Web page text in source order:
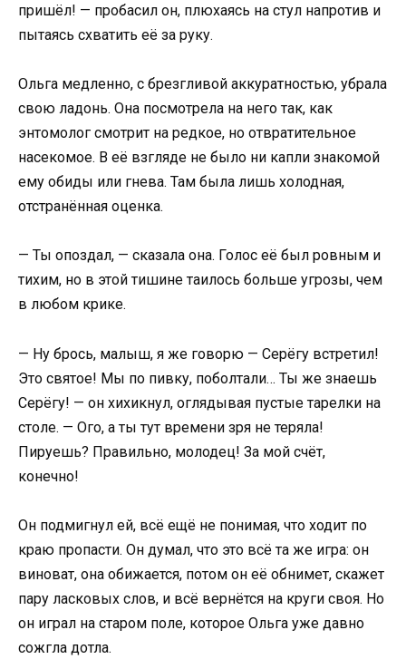
пришёл! — пробасил он, плюхаясь на стул напротив и
пытаясь схватить её за руку.
Ольга медленно, с брезгливой аккуратностью, убрала
свою ладонь. Она посмотрела на него так, как
энтомолог смотрит на редкое, но отвратительное
насекомое. В её взгляде не было ни капли знакомой
ему обиды или гнева. Там была лишь холодная,
отстранённая оценка.
— Ты опоздал, — сказала она. Голос её был ровным и
тихим, но в этой тишине таилось больше угрозы, чем
в любом крике.
— Ну брось, малыш, я же говорю — Серёгу встретил!
Это святое! Мы по пивку, поболтали… Ты же знаешь
Серёгу! — он хихикнул, оглядывая пустые тарелки на
столе. — Ого, а ты тут времени зря не теряла!
Пируешь? Правильно, молодец! За мой счёт,
конечно!
Он подмигнул ей, всё ещё не понимая, что ходит по
краю пропасти. Он думал, что это всё та же игра: он
виноват, она обижается, потом он её обнимет, скажет
пару ласковых слов, и всё вернётся на круги своя. Но
он играл на старом поле, которое Ольга уже давно
сожгла дотла.